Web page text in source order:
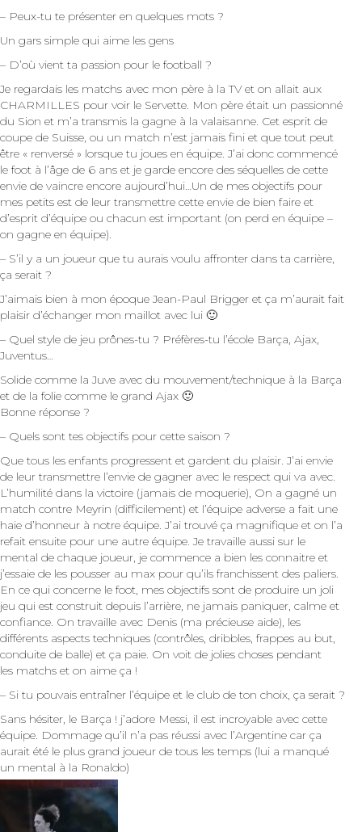
– Peux-tu te présenter en quelques mots ?
Un gars simple qui aime les gens
– D’où vient ta passion pour le football ?
Je regardais les matchs avec mon père à la TV et on allait aux
CHARMILLES pour voir le Servette. Mon père était un passionné
du Sion et m’a transmis la gagne à la valaisanne. Cet esprit de
coupe de Suisse, ou un match n’est jamais fini et que tout peut
être « renversé » lorsque tu joues en équipe. J’ai donc commencé
le foot à l’âge de 6 ans et je garde encore des séquelles de cette
envie de vaincre encore aujourd’hui…Un de mes objectifs pour
mes petits est de leur transmettre cette envie de bien faire et
d’esprit d’équipe ou chacun est important (on perd en équipe –
on gagne en équipe).
– S’il y a un joueur que tu aurais voulu affronter dans ta carrière,
ça serait ?
J’aimais bien à mon époque Jean-Paul Brigger et ça m’aurait fait
plaisir d’échanger mon maillot avec lui 🙂
– Quel style de jeu prônes-tu ? Préfères-tu l’école Barça, Ajax,
Juventus…
Solide comme la Juve avec du mouvement/technique à la Barça
et de la folie comme le grand Ajax 🙂
Bonne réponse ?
– Quels sont tes objectifs pour cette saison ?
Que tous les enfants progressent et gardent du plaisir. J’ai envie
de leur transmettre l’envie de gagner avec le respect qui va avec.
L’humilité dans la victoire (jamais de moquerie), On a gagné un
match contre Meyrin (difficilement) et l’équipe adverse a fait une
haie d’honneur à notre équipe. J’ai trouvé ça magnifique et on l’a
refait ensuite pour une autre équipe. Je travaille aussi sur le
mental de chaque joueur, je commence a bien les connaitre et
j’essaie de les pousser au max pour qu’ils franchissent des paliers.
En ce qui concerne le foot, mes objectifs sont de produire un joli
jeu qui est construit depuis l’arrière, ne jamais paniquer, calme et
confiance. On travaille avec Denis (ma précieuse aide), les
différents aspects techniques (contrôles, dribbles, frappes au but,
conduite de balle) et ça paie. On voit de jolies choses pendant
les matchs et on aime ça !
– Si tu pouvais entraîner l’équipe et le club de ton choix, ça serait ?
Sans hésiter, le Barça ! j’adore Messi, il est incroyable avec cette
équipe. Dommage qu’il n’a pas réussi avec l’Argentine car ça
aurait été le plus grand joueur de tous les temps (lui a manqué
un mental à la Ronaldo)